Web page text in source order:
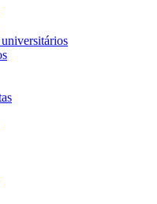
universitários